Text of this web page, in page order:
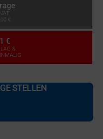
€
€
&
STELLEN